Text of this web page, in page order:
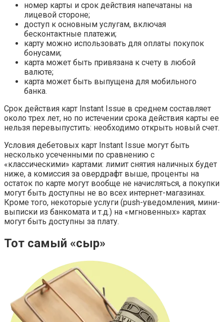
номер карты и срок действия напечатаны на
лицевой стороне;
доступ к основным услугам, включая
бесконтактные платежи;
карту можно использовать для оплаты покупок
бонусами;
карта может быть привязана к счету в любой
валюте;
карта может быть выпущена для мобильного
банка.
Срок действия карт Instant Issue в среднем составляет
около трех лет, но по истечении срока действия карты ее
нельзя перевыпустить: необходимо открыть новый счет.
Условия дебетовых карт Instant Issue могут быть
несколько усеченными по сравнению с
«классическими» картами: лимит снятия наличных будет
ниже, а комиссия за овердрафт выше, проценты на
остаток по карте могут вообще не начисляться, а покупки
могут быть доступны не во всех интернет-магазинах.
Кроме того, некоторые услуги (push-уведомления, мини-
выписки из банкомата и т.д.) на «мгновенных» картах
могут быть доступны за плату.
Тот самый «сыр»